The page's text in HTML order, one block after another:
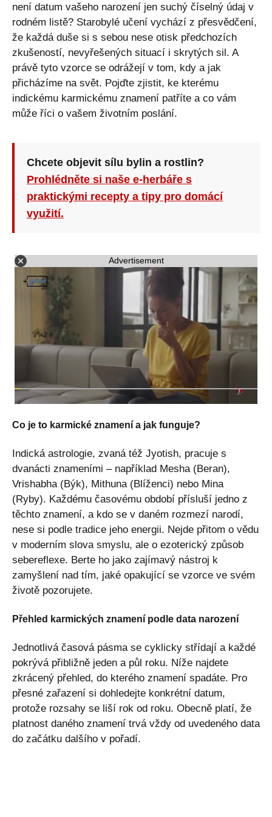
není datum vašeho narození jen suchý číselný údaj v
rodném listě? Starobylé učení vychází z přesvědčení,
že každá duše si s sebou nese otisk předchozích
zkušeností, nevyřešených situací i skrytých sil. A
právě tyto vzorce se odrážejí v tom, kdy a jak
přicházíme na svět. Pojďte zjistit, ke kterému
indickému karmickému znamení patříte a co vám
může říci o vašem životním poslání.
Chcete objevit sílu bylin a rostlin?
Prohlédněte si naše e-herbáře s
praktickými recepty a tipy pro domácí
využití.
Advertisement
Co je to karmické znamení a jak funguje?
Indická astrologie, zvaná též Jyotish, pracuje s
dvanácti znameními – například Mesha (Beran),
Vrishabha (Býk), Mithuna (Blíženci) nebo Mina
(Ryby). Každému časovému období přísluší jedno z
těchto znamení, a kdo se v daném rozmezí narodí,
nese si podle tradice jeho energii. Nejde přitom o vědu
v moderním slova smyslu, ale o ezoterický způsob
sebereflexe. Berte ho jako zajímavý nástroj k
zamyšlení nad tím, jaké opakující se vzorce ve svém
životě pozorujete.
Přehled karmických znamení podle data narození
Jednotlivá časová pásma se cyklicky střídají a každé
pokrývá přibližně jeden a půl roku. Níže najdete
zkrácený přehled, do kterého znamení spadáte. Pro
přesné zařazení si dohledejte konkrétní datum,
protože rozsahy se liší rok od roku. Obecně platí, že
platnost daného znamení trvá vždy od uvedeného data
do začátku dalšího v pořadí.